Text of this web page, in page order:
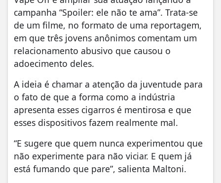
campanha “Spoiler: ele não te ama”. Trata-se
de um filme, no formato de uma reportagem,
em que três jovens anônimos comentam um
relacionamento abusivo que causou o
adoecimento deles.
A ideia é chamar a atenção da juventude para
o fato de que a forma como a indústria
apresenta esses cigarros é mentirosa e que
esses dispositivos fazem realmente mal.
“E sugere que quem nunca experimentou que
não experimente para não viciar. E quem já
está fumando que pare”, salienta Maltoni.